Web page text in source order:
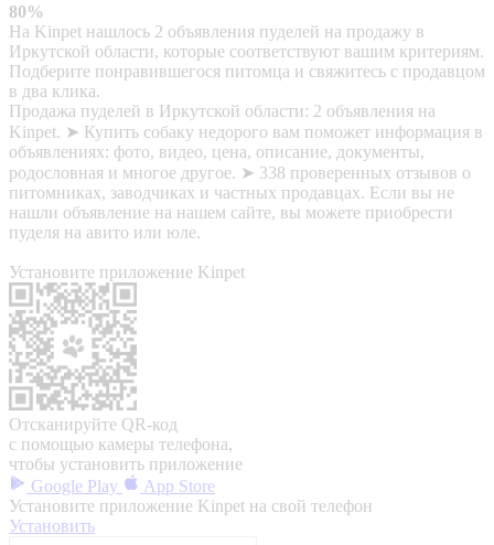
80%
На Kinpet нашлось 2 объявления пуделей на продажу в
Иркутской области, которые соответствуют вашим критериям.
Подберите понравившегося питомца и свяжитесь с продавцом
в два клика.
Продажа пуделей в Иркутской области: 2 объявления на
Kinpet. ➤ Купить собаку недорого вам поможет информация в
объявлениях: фото, видео, цена, описание, документы,
родословная и многое другое. ➤ 338 проверенных отзывов о
питомниках, заводчиках и частных продавцах. Если вы не
нашли объявление на нашем сайте, вы можете приобрести
пуделя на авито или юле.
Установите приложение Kinpet
Отсканируйте QR-код
с помощью камеры телефона,
чтобы установить приложение
Google Play
App Store
Установите приложение Kinpet на свой телефон
Установить